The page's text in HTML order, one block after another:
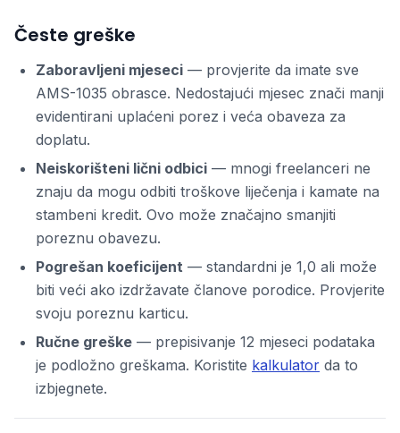
Česte greške
Zaboravljeni mjeseci — provjerite da imate sve
AMS-1035 obrasce. Nedostajući mjesec znači manji
evidentirani uplaćeni porez i veća obaveza za
doplatu.
Neiskorišteni lični odbici — mnogi freelanceri ne
znaju da mogu odbiti troškove liječenja i kamate na
stambeni kredit. Ovo može značajno smanjiti
poreznu obavezu.
Pogrešan koeficijent — standardni je 1,0 ali može
biti veći ako izdržavate članove porodice. Provjerite
svoju poreznu karticu.
Ručne greške — prepisivanje 12 mjeseci podataka
je podložno greškama. Koristite kalkulator da to
izbjegnete.